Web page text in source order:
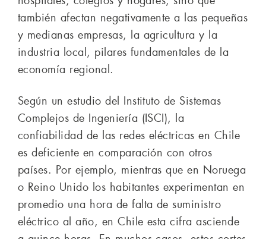
también afectan negativamente a las pequeñas
y medianas empresas, la agricultura y la
industria local, pilares fundamentales de la
economía regional.
Según un estudio del Instituto de Sistemas
Complejos de Ingeniería (ISCI), la
confiabilidad de las redes eléctricas en Chile
es deficiente en comparación con otros
países. Por ejemplo, mientras que en Noruega
o Reino Unido los habitantes experimentan en
promedio una hora de falta de suministro
eléctrico al año, en Chile esta cifra asciende